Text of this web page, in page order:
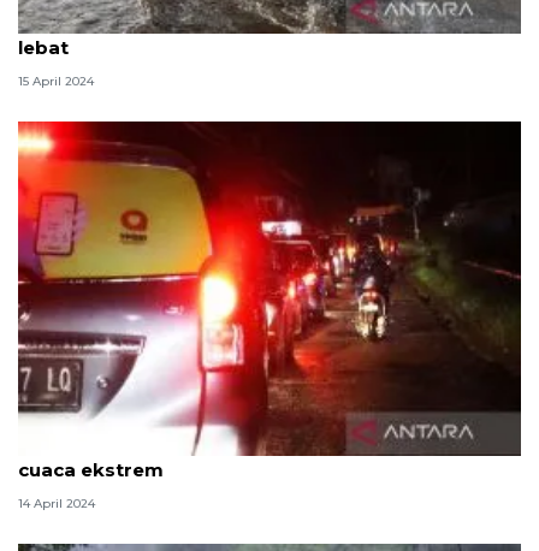
BMKG imbau masyarakat waspadai potensi hujan
lebat
15 April 2024
BMKG sarankan masyarakat tunda perjalanan bila
cuaca ekstrem
14 April 2024